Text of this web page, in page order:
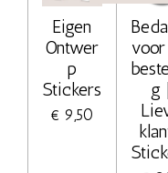
Eigen
Ontwer
p
Stickers
€ 9,50
g |